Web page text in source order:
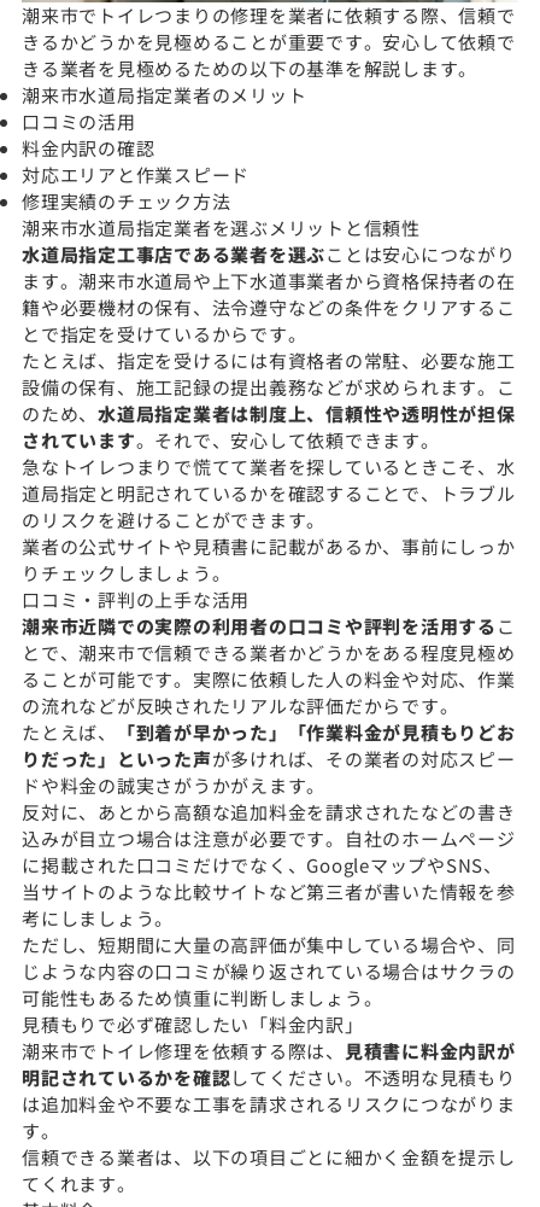
潮来市でトイレつまりの修理を業者に依頼する際、信頼で
きるかどうかを見極めることが重要です。安心して依頼で
きる業者を見極めるための以下の基準を解説します。
潮来市水道局指定業者のメリット
口コミの活用
料金内訳の確認
対応エリアと作業スピード
修理実績のチェック方法
潮来市水道局指定業者を選ぶメリットと信頼性
水道局指定工事店である業者を選ぶことは安心につながり
ます。潮来市水道局や上下水道事業者から資格保持者の在
籍や必要機材の保有、法令遵守などの条件をクリアするこ
とで指定を受けているからです。
たとえば、指定を受けるには有資格者の常駐、必要な施工
設備の保有、施工記録の提出義務などが求められます。こ
のため、 水道局指定業者は制度上、信頼性や透明性が担保
されています。それで、安心して依頼できます。
急なトイレつまりで慌てて業者を探しているときこそ、水
道局指定と明記されているかを確認することで、トラブル
のリスクを避けることができます。
業者の公式サイトや見積書に記載があるか、事前にしっか
りチェックしましょう。
口コミ・評判の上手な活用
潮来市近隣での実際の利用者の口コミや評判を活用するこ
とで、潮来市で信頼できる業者かどうかをある程度見極め
ることが可能です。実際に依頼した人の料金や対応、作業
の流れなどが反映されたリアルな評価だからです。
たとえば、
「到着が早かった」「作業料金が見積もりどお
りだった」といった声が多ければ、その業者の対応スピー
ドや料金の誠実さがうかがえます。
反対に、あとから高額な追加料金を請求されたなどの書き
込みが目立つ場合は注意が必要です。自社のホームページ
に掲載された口コミだけでなく、GoogleマップやSNS、
当サイトのような比較サイトなど第三者が書いた情報を参
考にしましょう。
ただし、短期間に大量の高評価が集中している場合や、同
じような内容の口コミが繰り返されている場合はサクラの
可能性もあるため慎重に判断しましょう。
見積もりで必ず確認したい「料金内訳」
潮来市でトイレ修理を依頼する際は、
見積書に料金内訳が
明記されているかを確認してください。不透明な見積もり
は追加料金や不要な工事を請求されるリスクにつながりま
す。
信頼できる業者は、以下の項目ごとに細かく金額を提示し
てくれます。